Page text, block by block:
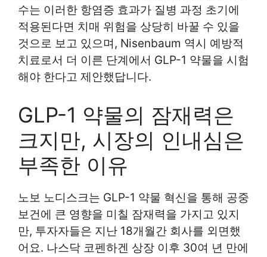
수는 이러한 항염증 효과가 질병 과정 초기에
적용된다면 치매 위험을 상당히 바꿀 수 있을
것으로 보고 있으며, Nisenbaum 역시 예방적
치료로서 더 이른 단계에서 GLP-1 약물을 시험
해야 한다고 제안했답니다.
GLP-1 약물의 잠재력은
크지만, 시장의 인내심은
부족한 이유
노보 노디스크는 GLP-1 약물 혁신을 통해 공중
보건에 큰 영향을 미칠 잠재력을 가지고 있지
만, 투자자들은 지난 18개월간 회사를 외면했
어요. 나스닥 코펜하겐 상장 이후 30여 년 만에